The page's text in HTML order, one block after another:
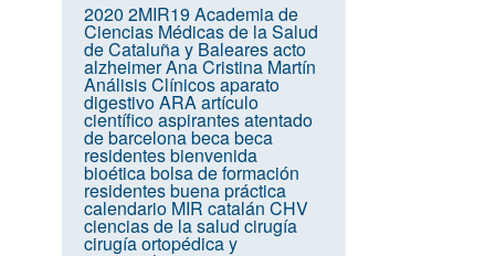
2020 2MIR19 Academia de
Ciencias Médicas de la Salud
de Cataluña y Balearesacto
alzheimerAna Cristina Martín
Análisis Clínicosaparato
digestivoARAartículo
científicoaspirantesatentado
de barcelonabecabeca
residentesbienvenida
bioéticabolsa de formación
residentesbuena práctica
calendario MIR catalán CHV
ciencias de la salud cirugía
cirugía ortopédica y